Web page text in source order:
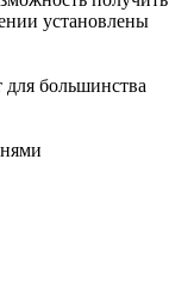
установлены
для большинства